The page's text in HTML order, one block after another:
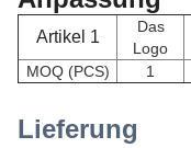
Artikel 1
Das
Logo
MOQ (PCS)
1
Lieferung